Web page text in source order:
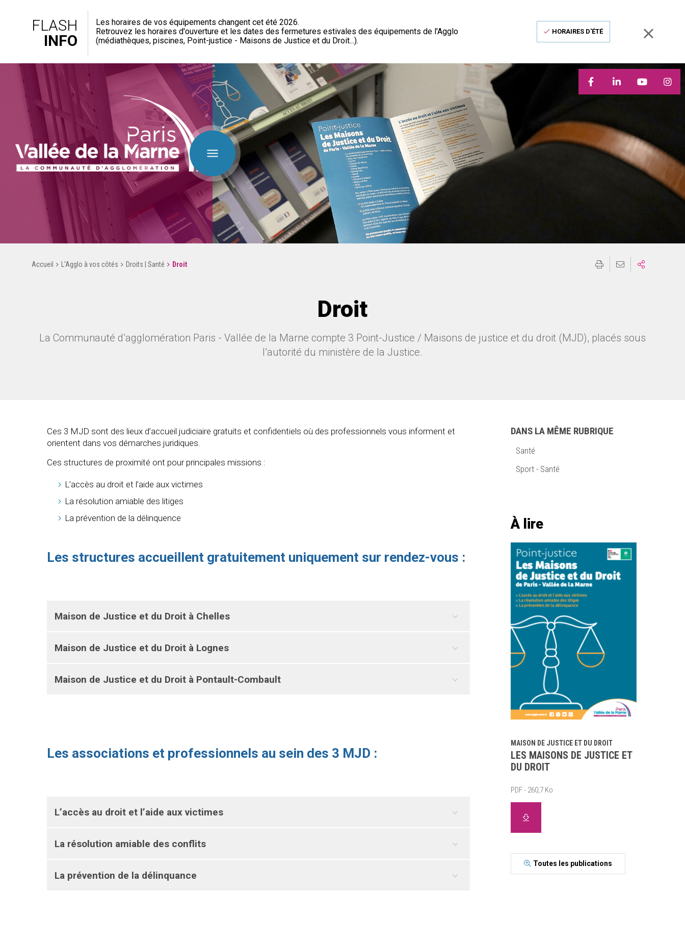
FLASH
INFO
Les horaires de vos équipements changent cet été 2026.
Retrouvez les horaires d'ouverture et les dates des fermetures estivales des équipements de l'Agglo
(médiathèques, piscines, Point-justice - Maisons de Justice et du Droit...).
HORAIRES D'ÉTÉ
Accueil L'Agglo à vos côtés Droits | Santé Droit
Droit
La Communauté d’agglomération Paris - Vallée de la Marne compte 3 Point-Justice / Maisons de justice et du droit (MJD), placés sous
l’autorité du ministère de la Justice.
Ces 3 MJD sont des lieux d’accueil judiciaire gratuits et confidentiels où des professionnels vous informent et
orientent dans vos démarches juridiques.
Ces structures de proximité ont pour principales missions :
L’accès au droit et l’aide aux victimes
La résolution amiable des litiges
La prévention de la délinquence
Les structures accueillent gratuitement uniquement sur rendez-vous :
Maison de Justice et du Droit à Chelles
Maison de Justice et du Droit à Lognes
Maison de Justice et du Droit à Pontault-Combault
Les associations et professionnels au sein des 3 MJD :
L’accès au droit et l’aide aux victimes
La résolution amiable des conflits
La prévention de la délinquance
DANS LA MÊME RUBRIQUE
Santé
Sport - Santé
À lire
MAISON DE JUSTICE ET DU DROIT
LES MAISONS DE JUSTICE ET
DU DROIT
PDF - 260,7 Ko
Toutes les publications